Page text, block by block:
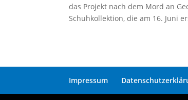
das Projekt nach dem Mord an
Schuhkollektion, die am 16. Juni
Impressum